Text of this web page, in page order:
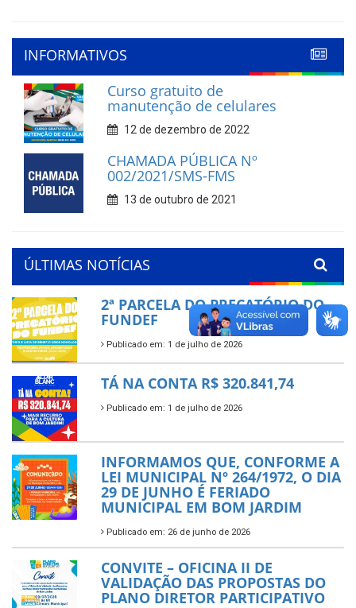
INFORMATIVOS
Curso gratuito de
manutenção de celulares
12 de dezembro de 2022
CHAMADA PÚBLICA Nº
002/2021/SMS-FMS
13 de outubro de 2021
ÚLTIMAS NOTÍCIAS
2ª PARCELA DO PRECATÓRIO DO
FUNDEF
Publicado em: 1 de julho de 2026
TÁ NA CONTA R$ 320.841,74
Publicado em: 1 de julho de 2026
INFORMAMOS QUE, CONFORME A
LEI MUNICIPAL Nº 264/1972, O DIA
29 DE JUNHO É FERIADO
MUNICIPAL EM BOM JARDIM
Publicado em: 26 de junho de 2026
CONVITE – OFICINA II DE
VALIDAÇÃO DAS PROPOSTAS DO
PLANO DIRETOR PARTICIPATIVO